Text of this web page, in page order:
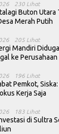
230 Lihat
Buton Utara
Merah Putih
205 Lihat
Mandiri
ke Perusahaan
196 Lihat
Pemkot,
Kerja Saja
183 Lihat
di Sultra